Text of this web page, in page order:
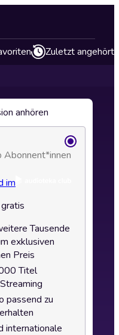
Zuletzt angehört
anhören
Abonnent*innen
im
Tausende
exklusiven
Preis
Titel
passend zu
internationale